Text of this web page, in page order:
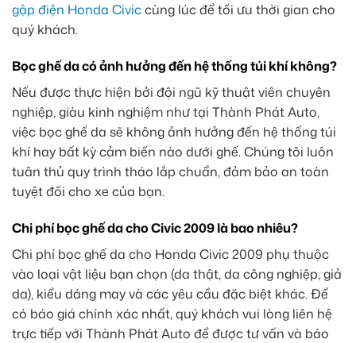
gập điện Honda Civiccùng lúc để tối ưu thời gian cho
quý khách.
Bọc ghế da có ảnh hưởng đến hệ thống túi khí không?
Nếu được thực hiện bởi đội ngũ kỹ thuật viên chuyên
nghiệp, giàu kinh nghiệm như tại Thành Phát Auto,
việc bọc ghế da sẽ không ảnh hưởng đến hệ thống túi
khí hay bất kỳ cảm biến nào dưới ghế. Chúng tôi luôn
tuân thủ quy trình tháo lắp chuẩn, đảm bảo an toàn
tuyệt đối cho xe của bạn.
Chi phí bọc ghế da cho Civic 2009 là bao nhiêu?
Chi phí bọc ghế da cho Honda Civic 2009 phụ thuộc
vào loại vật liệu bạn chọn (da thật, da công nghiệp, giả
da), kiểu dáng may và các yêu cầu đặc biệt khác. Để
có báo giá chính xác nhất, quý khách vui lòng liên hệ
trực tiếp với Thành Phát Auto để được tư vấn và báo